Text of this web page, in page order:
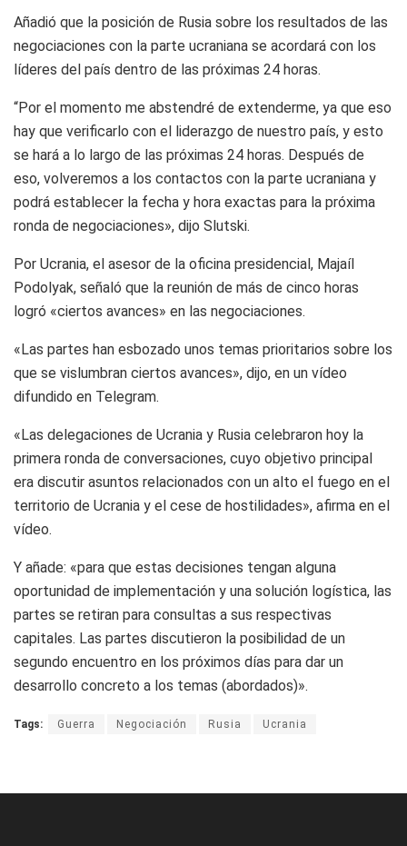
Añadió que la posición de Rusia sobre los resultados de las
negociaciones con la parte ucraniana se acordará con los
líderes del país dentro de las próximas 24 horas.
“Por el momento me abstendré de extenderme, ya que eso
hay que verificarlo con el liderazgo de nuestro país, y esto
se hará a lo largo de las próximas 24 horas. Después de
eso, volveremos a los contactos con la parte ucraniana y
podrá establecer la fecha y hora exactas para la próxima
ronda de negociaciones», dijo Slutski.
Por Ucrania, el asesor de la oficina presidencial, Majaíl
Podolyak, señaló que la reunión de más de cinco horas
logró «ciertos avances» en las negociaciones.
«Las partes han esbozado unos temas prioritarios sobre los
que se vislumbran ciertos avances», dijo, en un vídeo
difundido en Telegram.
«Las delegaciones de Ucrania y Rusia celebraron hoy la
primera ronda de conversaciones, cuyo objetivo principal
era discutir asuntos relacionados con un alto el fuego en el
territorio de Ucrania y el cese de hostilidades», afirma en el
vídeo.
Y añade: «para que estas decisiones tengan alguna
oportunidad de implementación y una solución logística, las
partes se retiran para consultas a sus respectivas
capitales. Las partes discutieron la posibilidad de un
segundo encuentro en los próximos días para dar un
desarrollo concreto a los temas (abordados)».
Tags: Guerra Negociación Rusia Ucrania